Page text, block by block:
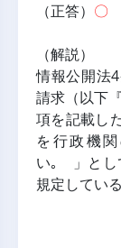
（正答） 〇
（解説）
情報公開法
請求（以下
項を記載し
を行政機
い｡ 」とし
規定している